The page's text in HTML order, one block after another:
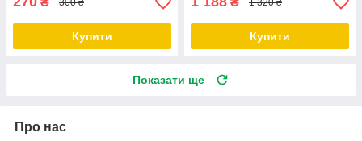
Купити Купити
Показати ще
Про нас